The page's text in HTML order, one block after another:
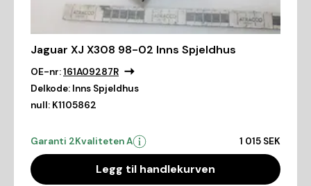
Jaguar XJ X308 98-02 Inns Spjeldhus
OE-nr:161A09287R
Delkode: Inns Spjeldhus
null: K1105862
Garanti 2Kvaliteten A 1 015 SEK
Legg til handlekurven